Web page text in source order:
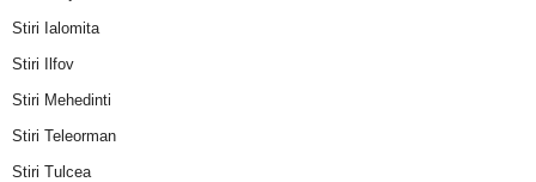
Stiri Ialomita
Stiri Ilfov
Stiri Mehedinti
Stiri Teleorman
Stiri Tulcea